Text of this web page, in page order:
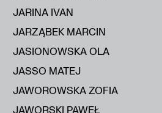
JARINA IVAN
JARZĄBEK MARCIN
JASIONOWSKA OLA
JASSO MATEJ
JAWOROWSKA ZOFIA
JAWORSKI PAWEŁ